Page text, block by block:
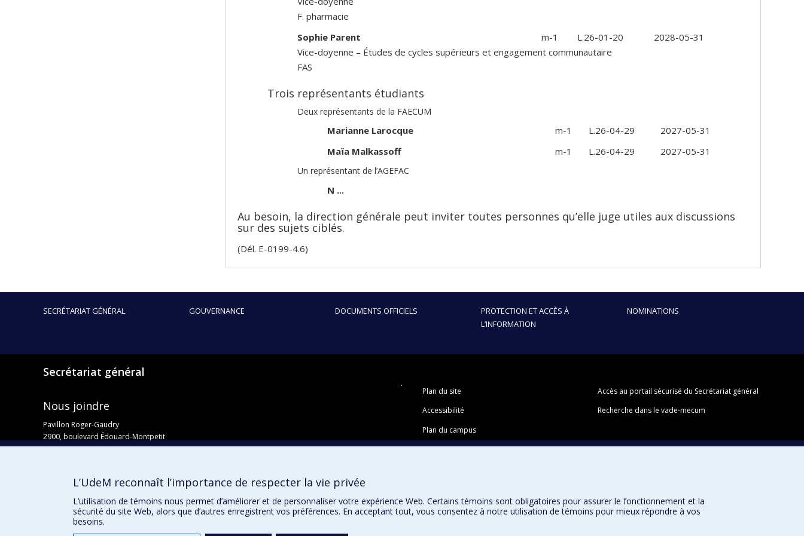
F. pharmacie
Sophie Parent
m-1 L.26-01-20
2028-05-31
Vice-doyenne – Études de cycles supérieurs et engagement communautaire
FAS
Trois représentants étudiants
Deux représentants de la FAECUM
Marianne Larocque m-1 L.26-04-29
2027-05-31
Maïa Malkassoff
m-1 L.26-04-29 2027-05-31
Un représentant de l’AGEFAC
N ...
Au besoin, la direction générale peut inviter toutes personnes qu’elle juge utiles aux discussions
sur des sujets ciblés.
(Dél. E-0199-4.6)
SECRÉTARIAT GÉNÉRAL GOUVERNANCE DOCUMENTS OFFICIELS
PROTECTION ET ACCÈS À
L’INFORMATION
NOMINATIONS
Secrétariat général
Nous joindre
Pavillon Roger-Gaudry
2900, boulevard Édouard-Montpetit
Bureau Y-100-1
Admission
Plan du site
Accessibilité
Plan du campus
Accès au portail sécurisé du Secrétariat général
Recherche dans le vade-mecum
L’UdeM reconnaît l’importance de respecter la vie privée
L’utilisation de témoins nous permet d’améliorer et de personnaliser votre expérience Web. Certains témoins sont obligatoires pour assurer le fonctionnement et la
sécurité du site Web, alors que d’autres enregistrent vos préférences. En acceptant tout, vous consentez à notre utilisation de témoins pour mieux répondre à vos
besoins.